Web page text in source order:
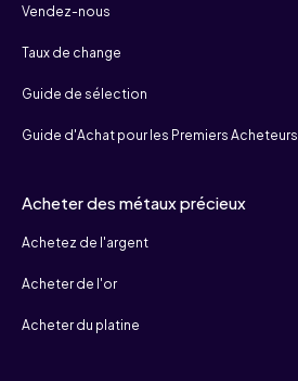
Vendez-nous
Taux de change
Guide de sélection
Guide d'Achat pour les Premiers Acheteurs
Acheter des métaux précieux
Achetez de l'argent
Acheter de l'or
Acheter du platine